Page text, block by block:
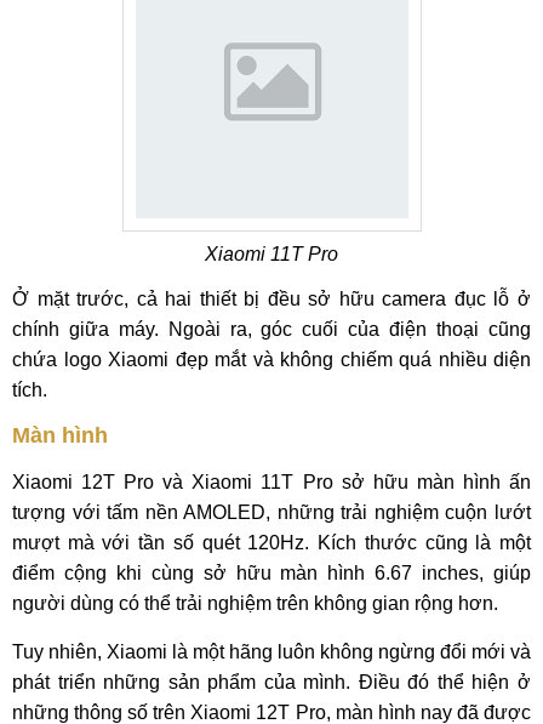
Xiaomi 11T Pro
Ở mặt trước, cả hai thiết bị đều sở hữu camera đục lỗ ở
chính giữa máy. Ngoài ra, góc cuối của điện thoại cũng
chứa logo Xiaomi đẹp mắt và không chiếm quá nhiều diện
tích.
Màn hình
Xiaomi 12T Pro và Xiaomi 11T Pro sở hữu màn hình ấn
tượng với tấm nền AMOLED, những trải nghiệm cuộn lướt
mượt mà với tần số quét 120Hz. Kích thước cũng là một
điểm cộng khi cùng sở hữu màn hình 6.67 inches, giúp
người dùng có thể trải nghiệm trên không gian rộng hơn.
Tuy nhiên, Xiaomi là một hãng luôn không ngừng đổi mới và
phát triển những sản phẩm của mình. Điều đó thể hiện ở
những thông số trên Xiaomi 12T Pro, màn hình nay đã được